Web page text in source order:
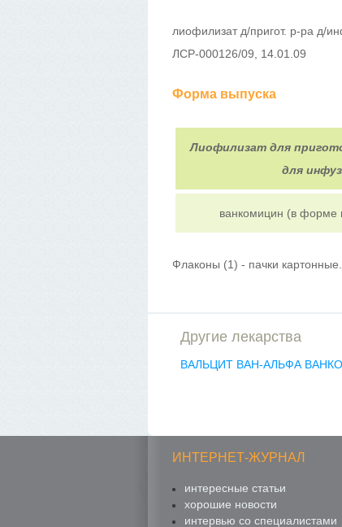
лиофилизат д/пригот. р-ра д/
ЛСР-000126/09, 14.01.09
Форма выпуска
Лиофилизат для
для
ванкомицин (в форме
Флаконы (1) - пачки картонные.
Другие лекарства
ВАЛЬЦИТ ВАН-АЛЬФА
ИНТЕРНЕТ-ЖУРНАЛ
интересные статьи
хорошие новости
интервью со специалистами